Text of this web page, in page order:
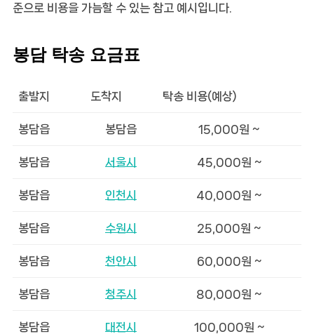
준으로 비용을 가늠할 수 있는 참고 예시입니다.
봉담 탁송 요금표
출발지 도착지 탁송 비용(예상)
봉담읍 봉담읍 15,000원 ~
봉담읍 서울시 45,000원 ~
봉담읍 인천시 40,000원 ~
봉담읍 수원시 25,000원 ~
봉담읍 천안시 60,000원 ~
봉담읍 청주시 80,000원 ~
봉담읍 대전시 100,000원 ~